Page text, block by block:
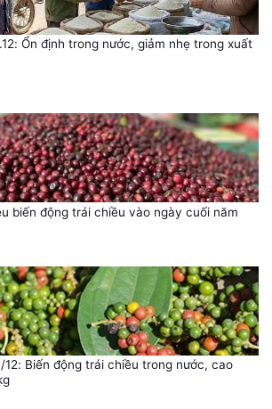
Ổn định trong nước, giảm nhẹ trong xuất
biến động trái chiều vào ngày cuối năm
12: Biến động trái chiều trong nước, cao